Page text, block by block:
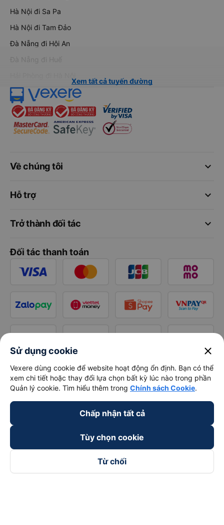
Hà Nội đi Sa Pa
Hà Nội đi Tam Đảo
Đà Nẵng đi Hội An
Đà Nẵng đi Huế
Xem tất cả tuyến đường
keyboard_arrow_down
Về chúng tôi
keyboard_arrow_down
Hỗ trợ
keyboard_arrow_down
Trở thành đối tác
Đối tác thanh toán
Sử dụng cookie close
Vexere dùng cookie để website hoạt động ổn định. Bạn có thể
xem chi tiết hoặc thay đổi lựa chọn bất kỳ lúc nào trong phần
Quản lý cookie. Tìm hiểu thêm trong Chính sách Cookie.
Chấp nhận tất cả
Tùy chọn cookie
Từ chối